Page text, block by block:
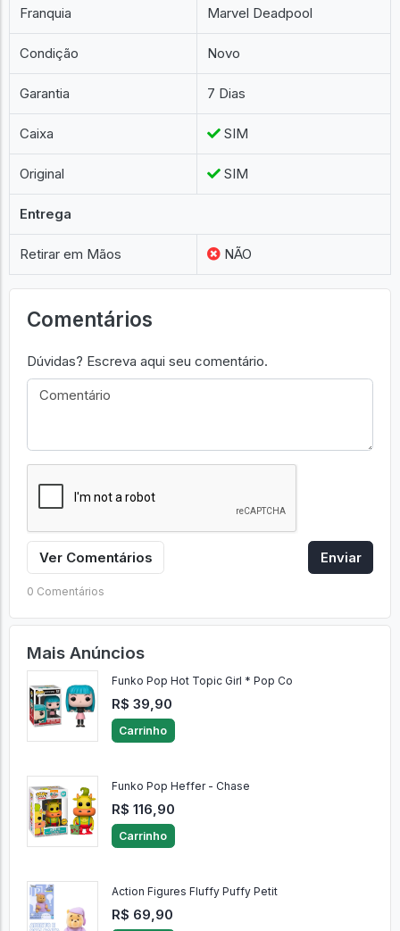
Franquia Marvel Deadpool
Condição Novo
Garantia 7 Dias
Caixa SIM
Original SIM
Entrega
Retirar em Mãos NÃO
Comentários
Dúvidas? Escreva aqui seu comentário.
Ver Comentários Enviar
0 Comentários
Mais Anúncios
Funko Pop Hot Topic Girl * Pop Co
R$ 39,90
Carrinho
Funko Pop Heffer - Chase
R$ 116,90
Carrinho
Action Figures Fluffy Puffy Petit
R$ 69,90